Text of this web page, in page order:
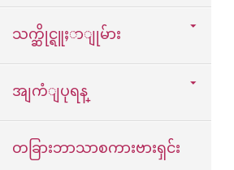
သက္ဆိုင္ရူႈာျုမ်ား
အျကံျပုရန္
တခြားဘာသာစကားဗားရှင်း